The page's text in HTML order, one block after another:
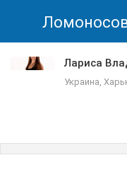
Лариса
Украина,